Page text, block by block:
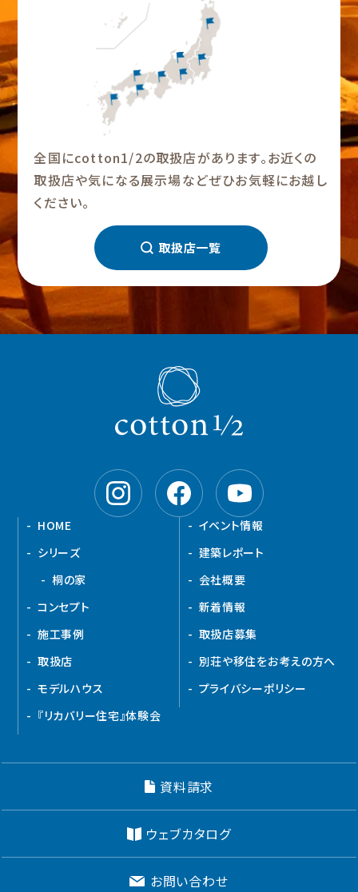
全国にcotton1/2の取扱店があります。お近くの
取扱店や気になる展示場などぜひお気軽にお越し
ください。
取扱店一覧
HOME
シリーズ
桐の家
コンセプト
施工事例
取扱店
モデルハウス
『リカバリー住宅』体験会
イベント情報
建築レポート
会社概要
新着情報
取扱店募集
別荘や移住をお考えの方へ
プライバシーポリシー
資料請求
ウェブカタログ
お問い合わせ